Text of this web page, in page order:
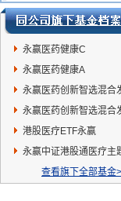
永赢医药健康C
永赢医药健康A
永赢医药创新智选混合
起A
永赢医药创新智选混合
起C
港股医疗ETF永赢
永赢中证港股通医疗主
ETF发起联接C
查看旗下全部基金